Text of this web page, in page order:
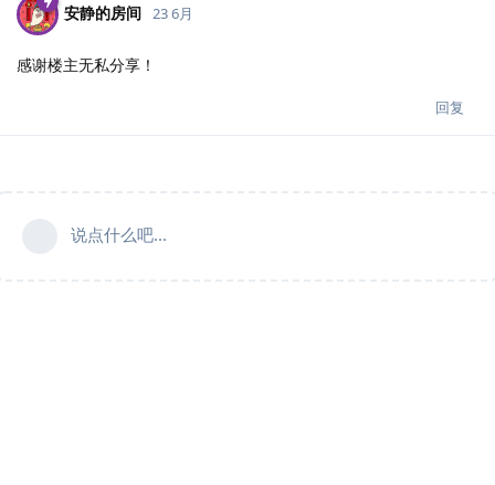
安静的房间 23 6月
感谢楼主无私分享！
回复
说点什么吧...